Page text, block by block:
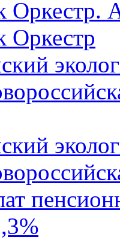
Оркестр.
Оркестр